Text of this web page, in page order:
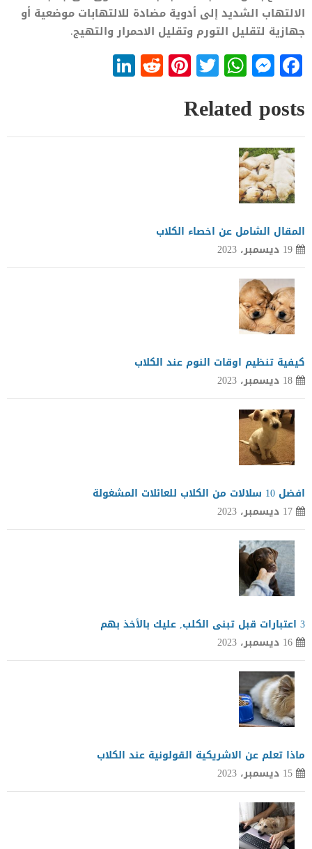
الالتهاب الشديد إلى أدوية مضادة للالتهابات موضعية أو
جهازية لتقليل التورم وتقليل الاحمرار والتهيج.
Facebook
Messenger
WhatsApp
Twitter
Pinterest
Reddit
Related posts
المقال الشامل عن اخصاء الكلاب
19 ديسمبر، 2023
كيفية تنظيم اوقات النوم عند الكلاب
18 ديسمبر، 2023
افضل 10 سلالات من الكلاب للعائلات المشغولة
17 ديسمبر، 2023
3 اعتبارات قبل تبنى الكلب, عليك بالأخذ بهم
16 ديسمبر، 2023
ماذا تعلم عن الاشريكية القولونية عند الكلاب
15 ديسمبر، 2023